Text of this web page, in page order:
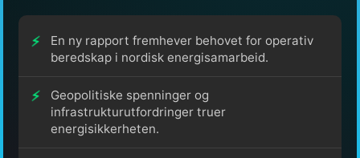
En ny rapport fremhever behovet for operativ
beredskap i nordisk energisamarbeid.
Geopolitiske spenninger og
infrastrukturutfordringer truer
energisikkerheten.